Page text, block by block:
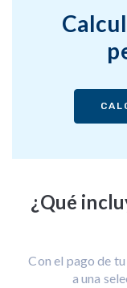
¿Qué
Con el pago de
a una